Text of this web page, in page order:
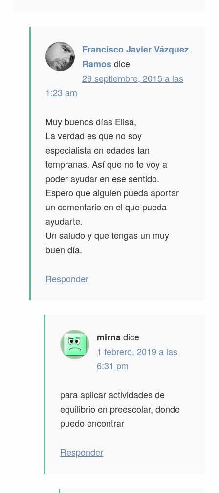
Francisco Javier Vázquez
Ramosdice
29 septiembre, 2015 a las
1:23 am
Muy buenos días Elisa,
La verdad es que no soy
especialista en edades tan
tempranas. Así que no te voy a
poder ayudar en ese sentido.
Espero que alguien pueda aportar
un comentario en el que pueda
ayudarte.
Un saludo y que tengas un muy
buen día.
Responder
mirnadice
1 febrero, 2019 a las
6:31 pm
para aplicar actividades de
equilibrio en preescolar, donde
puedo encontrar
Responder